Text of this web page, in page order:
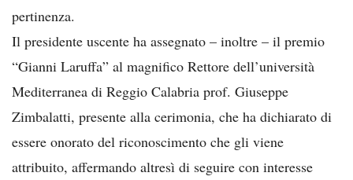
pertinenza.
Il presidente uscente ha assegnato – inoltre – il premio
“Gianni Laruffa” al magnifico Rettore dell’università
Mediterranea di Reggio Calabria prof. Giuseppe
Zimbalatti, presente alla cerimonia, che ha dichiarato di
essere onorato del riconoscimento che gli viene
attribuito, affermando altresì di seguire con interesse